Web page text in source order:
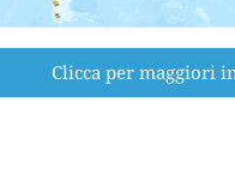
Clicca per maggiori